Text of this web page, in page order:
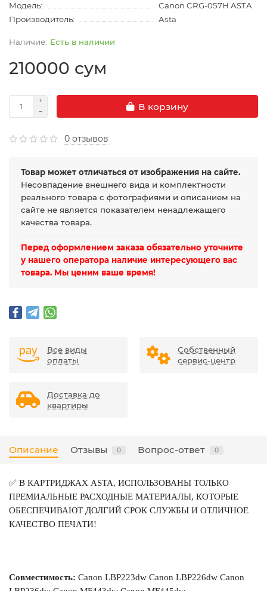
Модель:
Canon CRG-057H ASTA
Производитель:
Asta
Есть в наличии
210000 сум
В корзину
0 отзывов
Товар может отличаться от изображения на сайте.
Несовпадение внешнего вида и комплектности
реального товара с фотографиями и описанием на
сайте не является показателем ненадлежащего
качества товара.
Перед оформлением заказа обязательно уточните
у нашего оператора наличие интересующего вас
товара. Мы ценим ваше время!
Все виды
оплаты
Собственный
сервис-центр
Доставка до
квартиры
Описание Отзывы 0 Вопрос-ответ 0
✅ В КАРТРИДЖАХ ASTA, ИСПОЛЬЗОВАНЫ ТОЛЬКО
ПРЕМИАЛЬНЫЕ РАСХОДНЫЕ МАТЕРИАЛЫ, КОТОРЫЕ
ОБЕСПЕЧИВАЮТ ДОЛГИЙ СРОК СЛУЖБЫ И ОТЛИЧНОЕ
КАЧЕСТВО ПЕЧАТИ!
Совместимость: Canon LBP223dw Canon LBP226dw Canon